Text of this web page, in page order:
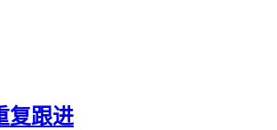
复跟进